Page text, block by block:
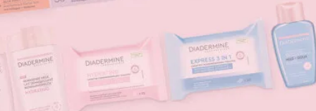
inhaltsstoffe
Über uns